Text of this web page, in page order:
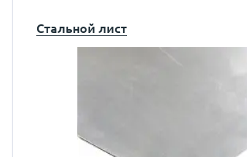
Стальной лист